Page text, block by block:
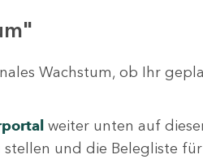
Wachstum, ob Ihr
weiter unten auf
und die Belegliste